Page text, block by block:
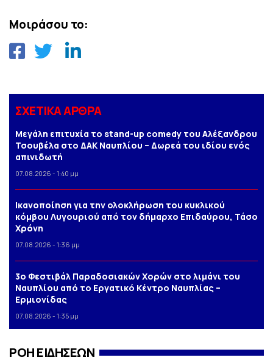
Μοιράσου το:
ΣΧΕΤΙΚΑ ΑΡΘΡΑ
Μεγάλη επιτυχία το stand-up comedy του Αλέξανδρου
Τσουβέλα στο ΔΑΚ Ναυπλίου – Δωρεά του ιδίου ενός
απινιδωτή
07.08.2026 - 1:40 μμ
Iκανοποίηση για την ολοκλήρωση του κυκλικού
κόμβου Λυγουριού από τον δήμαρχο Επιδαύρου, Τάσο
Χρόνη
07.08.2026 - 1:36 μμ
3o Φεστιβάλ Παραδοσιακών Χορών στο λιμάνι του
Ναυπλίου από το Εργατικό Κέντρο Ναυπλίας –
Ερμιονίδας
07.08.2026 - 1:35 μμ
ΡΟΗ ΕΙΔΗΣΕΩΝ